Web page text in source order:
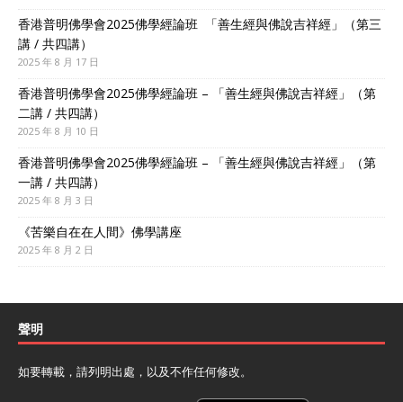
香港普明佛學會2025佛學經論班 「善生經與佛說吉祥經」（第三
講 / 共四講）
2025 年 8 月 17 日
香港普明佛學會2025佛學經論班 – 「善生經與佛說吉祥經」（第
二講 / 共四講）
2025 年 8 月 10 日
香港普明佛學會2025佛學經論班 – 「善生經與佛說吉祥經」（第
一講 / 共四講）
2025 年 8 月 3 日
《苦樂自在在人間》佛學講座
2025 年 8 月 2 日
聲明
如要轉載，請列明出處，以及不作任何修改。